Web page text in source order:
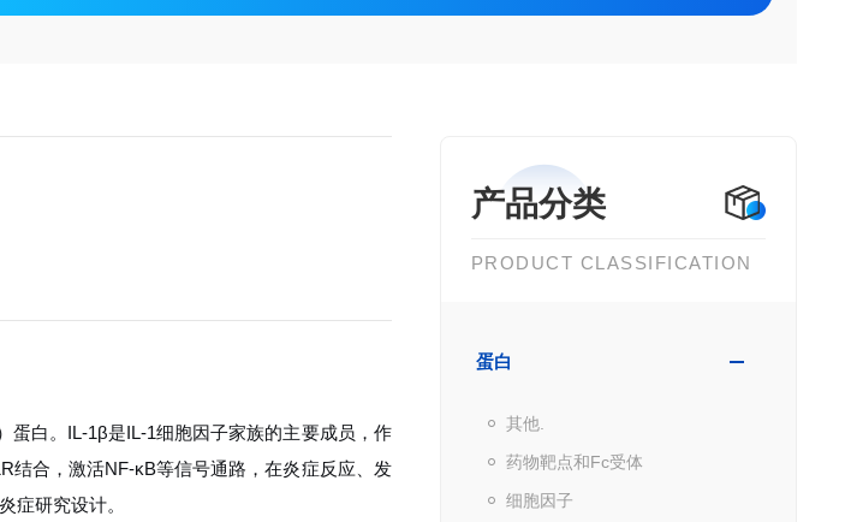
产品分类
PRODUCT CLASSIFICATION
蛋白
其他.
药物靶点和Fc受体
细胞因子
蛋白。IL-1β是IL-1细胞因子家族的主要成员，作
结合，激活NF-κB等信号通路，在炎症反应、发
症研究设计。